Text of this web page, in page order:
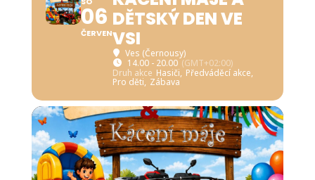
06
ČERVEN
DĚTSKÝ DEN VE
VSI
Ves (Černousy)
14.00 - 20.00 (GMT+02:00)
Druh akce Hasiči, Předváděcí akce,
Pro děti, Zábava